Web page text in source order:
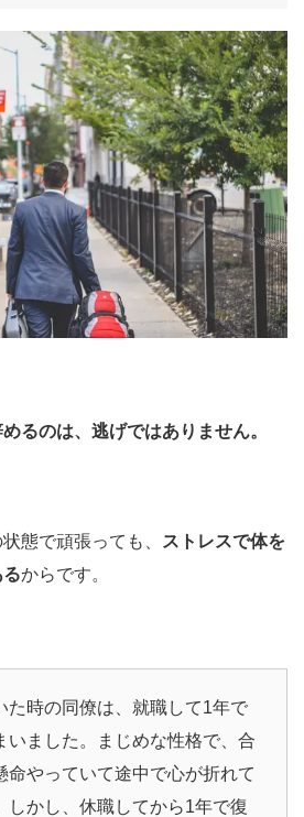
るのは、逃げではありません。
態で頑張っても、
ストレスで体を
からです。
た時の同僚は、就職して1年で
いました。まじめな性格で、合
命やっていて途中で心が折れて
しかし、休職してから1年で復